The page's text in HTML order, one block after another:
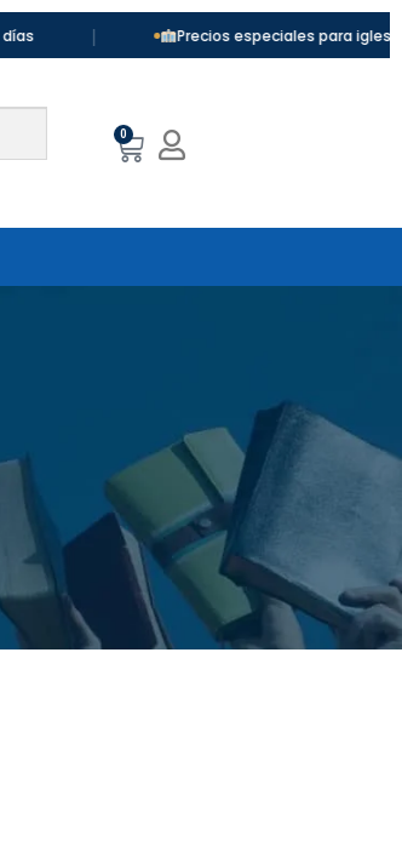
Precios especiales para iglesias y
0